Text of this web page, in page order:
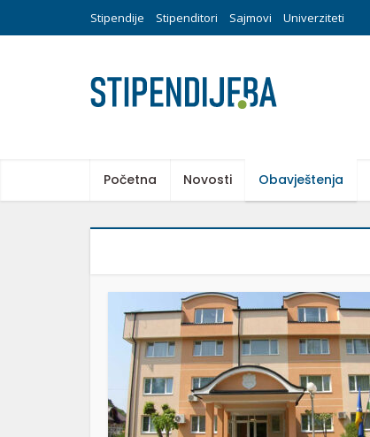
Stipendije Stipenditori Sajmovi Univerziteti
Početna Novosti Obavještenja